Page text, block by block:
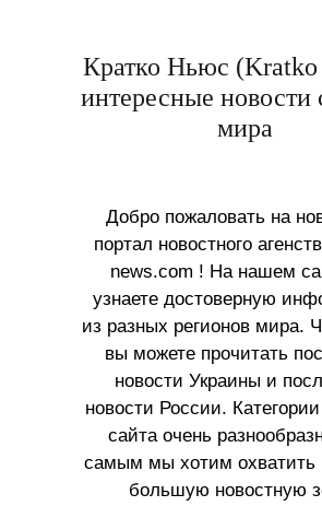
Кратко Ньюс (Kratko
интересные новости
мира
Добро пожаловать на
портал новостного
news.com ! На нашем
узнаете достоверную
из разных регионов мира.
вы можете прочитать
новости Украины и
новости России.
сайта очень
самым мы хотим охватить
большую новостную